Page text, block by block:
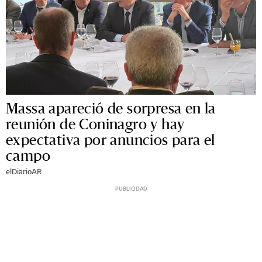
Massa apareció de sorpresa en la
reunión de Coninagro y hay
expectativa por anuncios para el
campo
elDiarioAR